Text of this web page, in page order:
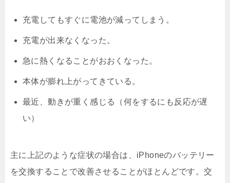
充電してもすぐに電池が減ってしまう。
充電が出来なくなった。
急に熱くなることがおおくなった。
本体が膨れ上がってきている。
最近、動きが重く感じる（何をするにも反応が遅
い）
主に上記のような症状の場合は、iPhoneのバッテリー
を交換することで改善させることがほとんどです。交